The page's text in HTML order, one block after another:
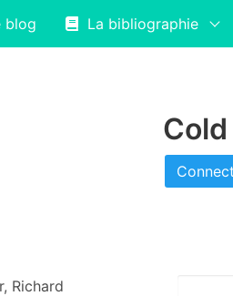
blog La bibliographie
Richard